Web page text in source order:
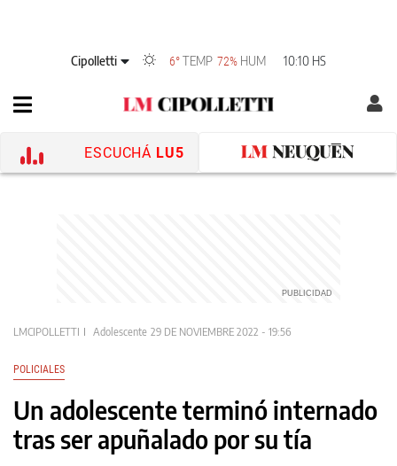
Cipolletti 6°TEMP 72% HUM 10:10 HS
ESCUCHÁ LU5
LMCIPOLLETTI Adolescente 29 DE NOVIEMBRE 2022 - 19:56
POLICIALES
Un adolescente terminó internado
tras ser apuñalado por su tía